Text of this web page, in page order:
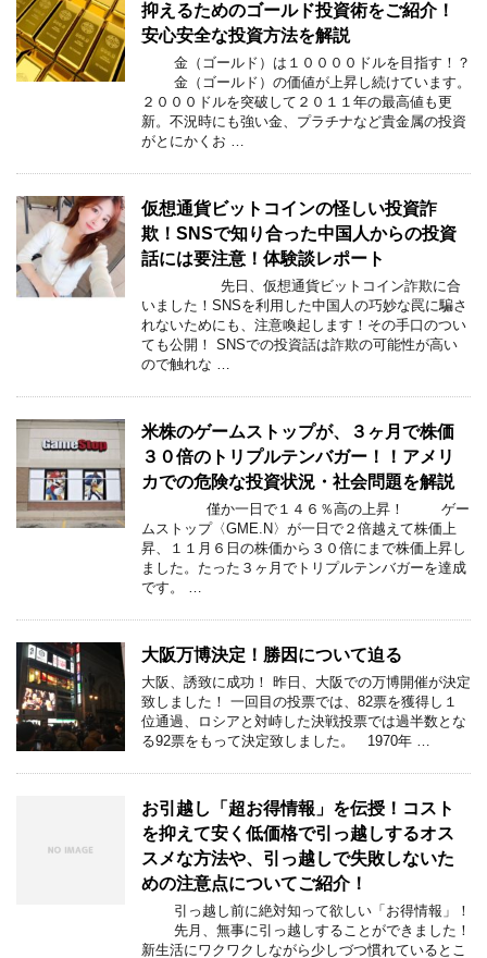
抑えるためのゴールド投資術をご紹介！
安心安全な投資方法を解説
金（ゴールド）は１００００ドルを目指す！？
金（ゴールド）の価値が上昇し続けています。
２０００ドルを突破して２０１１年の最高値も更
新。不況時にも強い金、プラチナなど貴金属の投資
がとにかくお …
仮想通貨ビットコインの怪しい投資詐
欺！SNSで知り合った中国人からの投資
話には要注意！体験談レポート
先日、仮想通貨ビットコイン詐欺に合
いました！SNSを利用した中国人の巧妙な罠に騙さ
れないためにも、注意喚起します！その手口のつい
ても公開！ SNSでの投資話は詐欺の可能性が高い
ので触れな …
米株のゲームストップが、３ヶ月で株価
３０倍のトリプルテンバガー！！アメリ
カでの危険な投資状況・社会問題を解説
僅か一日で１４６％高の上昇！ ゲー
ムストップ〈GME.N〉が一日で２倍越えて株価上
昇、１１月６日の株価から３０倍にまで株価上昇し
ました。たった３ヶ月でトリプルテンバガーを達成
です。 …
大阪万博決定！勝因について迫る
大阪、誘致に成功！ 昨日、大阪での万博開催が決定
致しました！ 一回目の投票では、82票を獲得し１
位通過、ロシアと対峙した決戦投票では過半数とな
る92票をもって決定致しました。 1970年 …
お引越し「超お得情報」を伝授！コスト
を抑えて安く低価格で引っ越しするオス
スメな方法や、引っ越しで失敗しないた
めの注意点についてご紹介！
引っ越し前に絶対知って欲しい「お得情報」！
先月、無事に引っ越しすることができました！
新生活にワクワクしながら少しづつ慣れているとこ